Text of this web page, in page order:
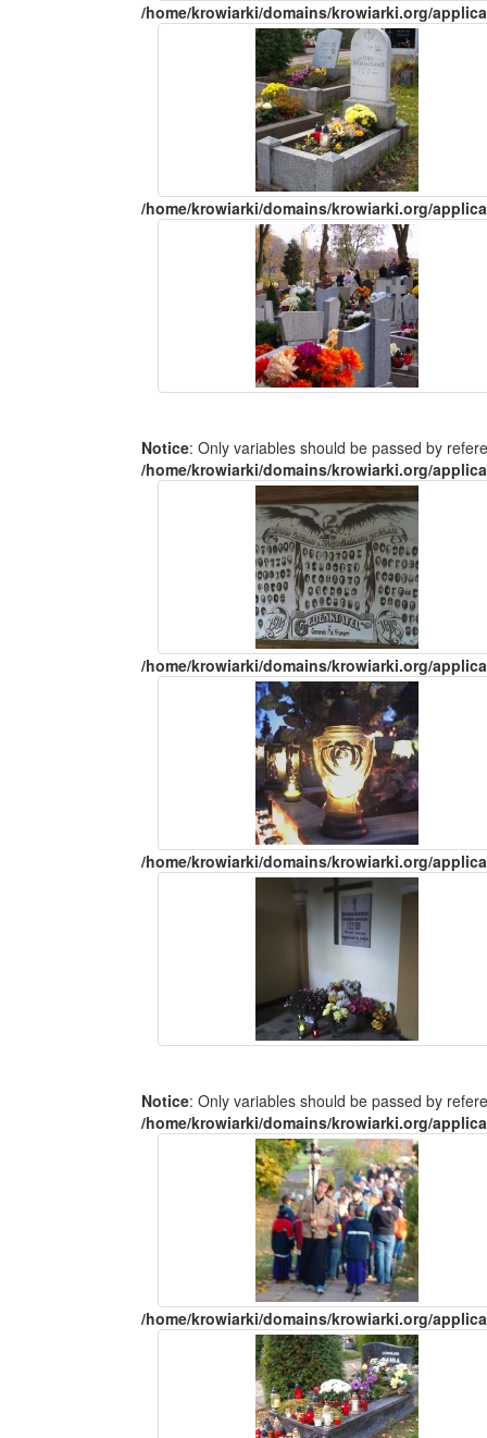
/home/krowiarki/domains/krowiarki.org/
/home/krowiarki/domains/krowiarki.org/
Notice: Only variables should be passed by
/home/krowiarki/domains/krowiarki.org/
/home/krowiarki/domains/krowiarki.org/
/home/krowiarki/domains/krowiarki.org/
Notice: Only variables should be passed by
/home/krowiarki/domains/krowiarki.org/
/home/krowiarki/domains/krowiarki.org/